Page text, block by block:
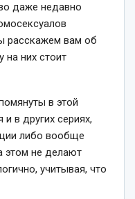
даже недавно
расскажем вам об
на них стоит
в этой
в других сериях,
либо вообще
этом не делают
учитывая, что